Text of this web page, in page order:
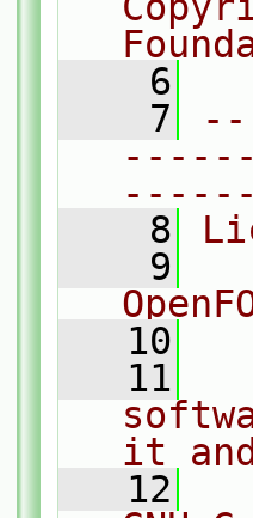
    6
    7
    8
    9
   10
   11
it
   12